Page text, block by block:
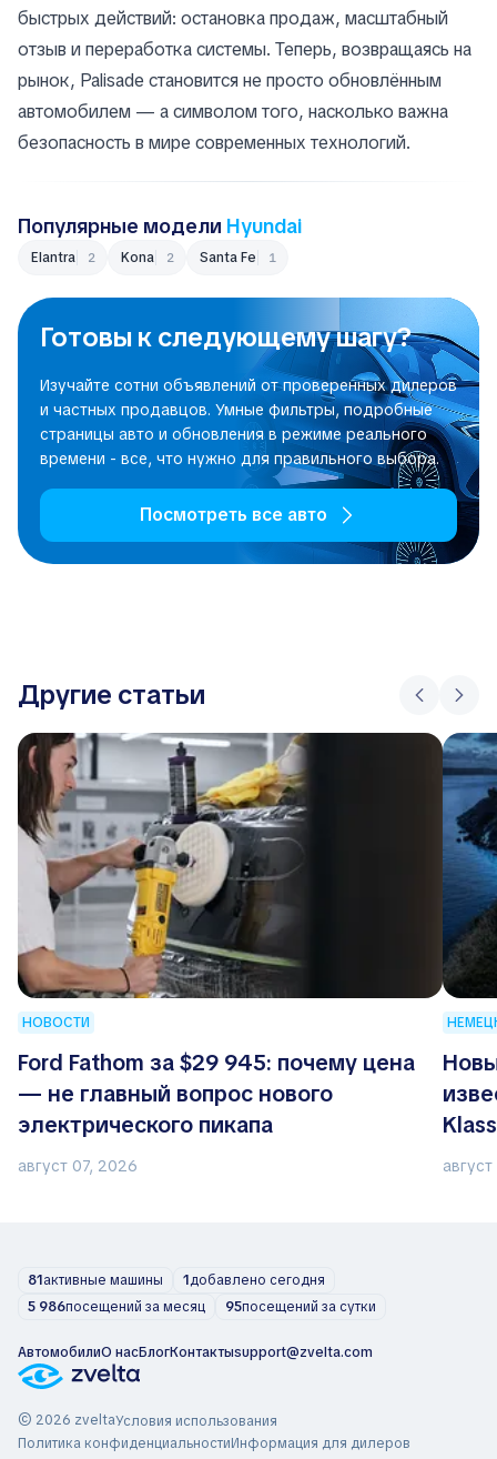
быстрых действий: остановка продаж, масштабный
отзыв и переработка системы. Теперь, возвращаясь на
рынок, Palisade становится не просто обновлённым
автомобилем — а символом того, насколько важна
безопасность в мире современных технологий.
Популярные модели Hyundai
Elantra 2 Kona 2 Santa Fe 1
Готовы к следующему шагу?
Изучайте сотни объявлений от проверенных дилеров
и частных продавцов. Умные фильтры, подробные
страницы авто и обновления в режиме реального
времени - все, что нужно для правильного выбора.
Посмотреть все авто
Другие статьи
НОВОСТИ
Ford Fathom за $29 945: почему цена
— не главный вопрос нового
электрического пикапа
август 07, 2026
81активные машины 1добавлено сегодня
5 986посещений за месяц 95посещений за сутки
АвтомобилиО насБлогКонтактыsupport@zvelta.com
© 2026 zveltaУсловия использования
Политика конфиденциальностиИнформация для дилеров